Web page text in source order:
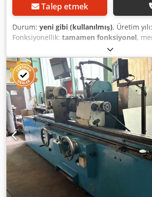
Talep etmek
Durum: yeni gibi (kullanılmış), Üretim yılı:
Fonksiyonellik: tamamen fonksiyonel,
, iş parçası ağırlığı (maks.):
uzunluğu:1.600 mm, CNC cylindrical
STUDER S40, year of manufacture 1995.
good used condition. Technical
Fanuc Series 16-GC • Required space
250 cm / 650 cm / 320 cm Axes: •
centers: 1,600 mm • Center height: 225
B, C) • Max. workpiece weight approx.: 100
2 grinding wheels + 1 internal grinding
via control) • Face, plunge, internal, and
grinding • Magnetic chuck, three-jaw
between-centers grinding • Automatic
Dcsdpfxjt N Ivcj Ahpjk • Steady rest •
mm • Polygon grinding • Static balancing
wheels available in corundum, diamond,